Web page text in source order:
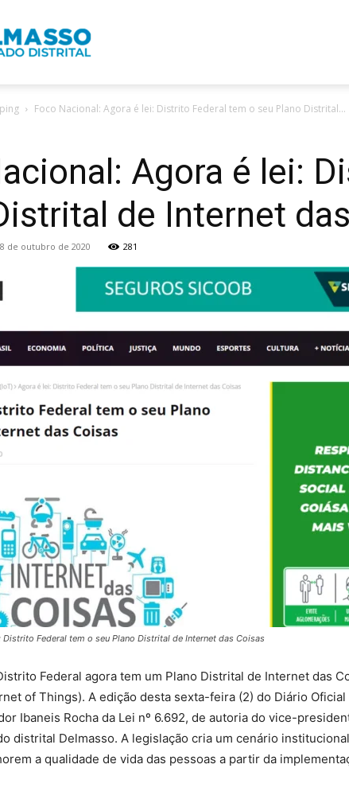
Foco Nacional: Agora é lei: Distrito Federal tem o seu Plano Distrital...
Agora é lei:
de Internet
8 de outubro de 2020 281
Distrito Federal tem o seu Plano Distrital de Internet das Coisas
Federal agora tem um Plano Distrital de Internet das
of Things). A edição desta sexta-feira (2) do Diário Oficial
Ibaneis Rocha da Lei nº 6.692, de autoria do vice-
distrital Delmasso. A legislação cria um cenário
a qualidade de vida das pessoas a partir da